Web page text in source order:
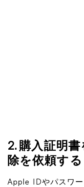
2. 購入証明
除を依頼する
Apple IDやパスワー